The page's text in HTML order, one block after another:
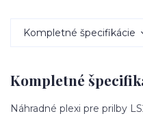
Kompletné špecifikácie
Kompletné
Náhradné plexi pre prilby